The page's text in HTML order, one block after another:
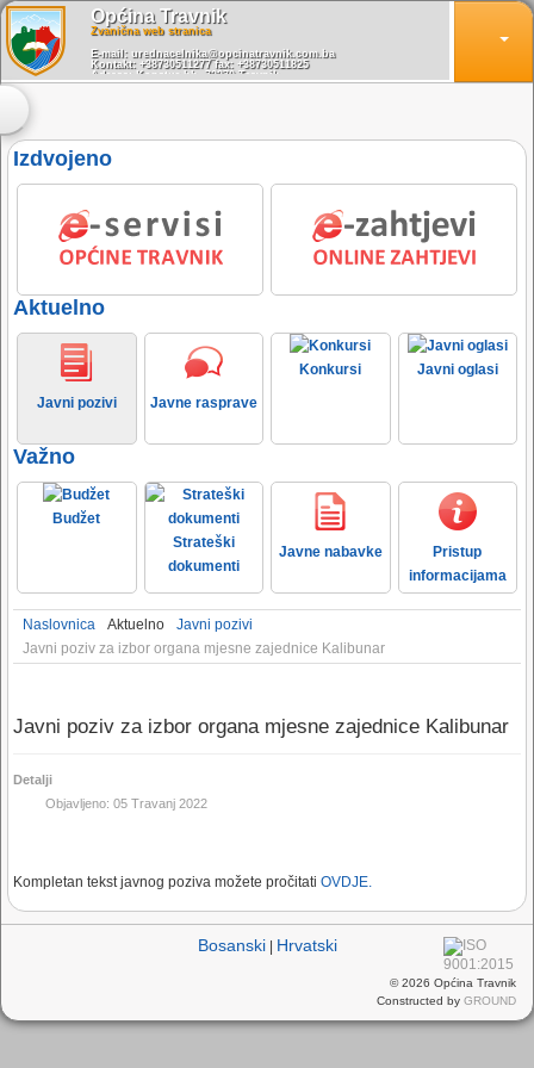
Općina Travnik
Zvanična web stranica
E-mail: urednacelnika@opcinatravnik.com.ba
Kontakt: +38730511277 fax: +38730511825
Adresa: Konatur bb, 72270 Travnik
Radno vrijeme: 07:00 - 15:30
Izdvojeno
Aktuelno
Javni pozivi Javne rasprave
Konkursi Javni oglasi
Važno
Budžet
Strateški
dokumenti
Javne nabavke
Pristup
informacijama
Naslovnica Aktuelno
Javni pozivi
Javni poziv za izbor organa mjesne zajednice Kalibunar
Javni poziv za izbor organa mjesne zajednice Kalibunar
Detalji
Objavljeno: 05 Travanj 2022
Kompletan tekst javnog poziva možete pročitati OVDJE.
Bosanski| Hrvatski
© 2026 Općina Travnik
Constructed by GROUND